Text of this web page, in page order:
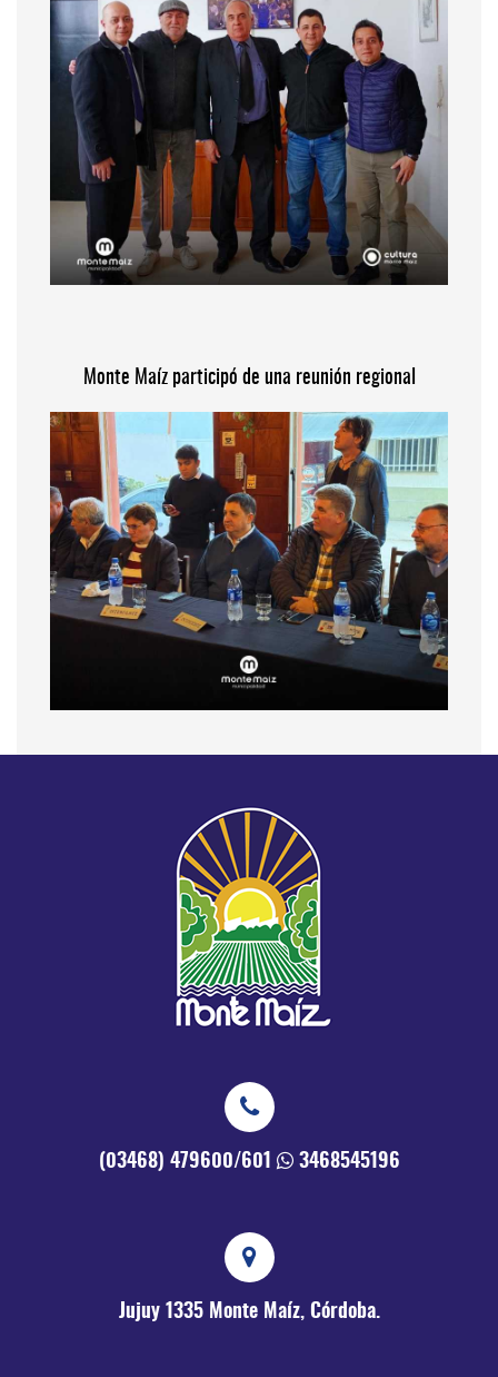
Monte Maíz participó de una reunión regional
(03468) 479600/601 3468545196
Jujuy 1335 Monte Maíz, Córdoba.